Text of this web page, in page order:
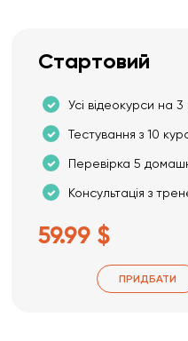
Стартовий
Усі відеокурси на 3
Тестування з 10
Перевірка 5
Консультація з
59.99 $
ПРИДБАТИ